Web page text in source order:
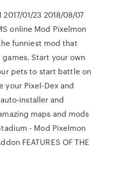
01/23 2018/08/07
online Mod Pixelmon
funniest mod that
Start your own
pets to start battle on
your Pixel-Dex and
installer and
maps and mods
- Mod Pixelmon
FEATURES OF THE